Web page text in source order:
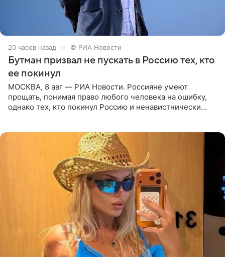
20 часов назад © РИА Новости
Бутман призвал не пускать в Россию тех, кто
ее покинул
МОСКВА, 8 авг — РИА Новости. Россияне умеют
прощать, понимая право любого человека на ошибку,
однако тех, кто покинул Россию и ненавистнически